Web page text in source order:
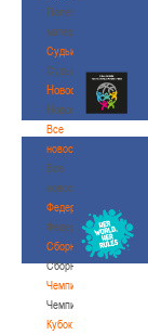
Полезные
материалы
Судьи
Судьи
Новости
Новости
Все
новости
Все
новости
Федерация
Федерация
Сборные
Сборные
Чемпионат
Чемпионат
Кубок